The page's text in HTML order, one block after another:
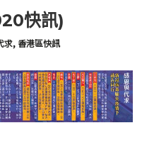
快訊)
求, 香港區快訊